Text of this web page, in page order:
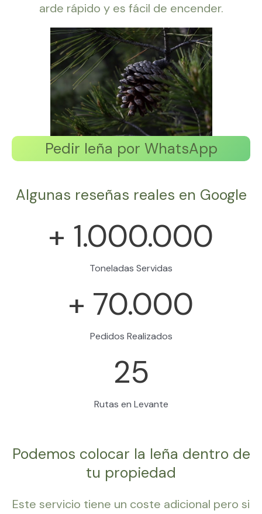
arde rápido y es fácil de encender.
Pedir leña por WhatsApp
Algunas reseñas reales en Google
+ 1.000.000
Toneladas Servidas
+ 70.000
Pedidos Realizados
25
Rutas en Levante
Podemos colocar la leña dentro de
tu propiedad
Este servicio tiene un coste adicional pero si